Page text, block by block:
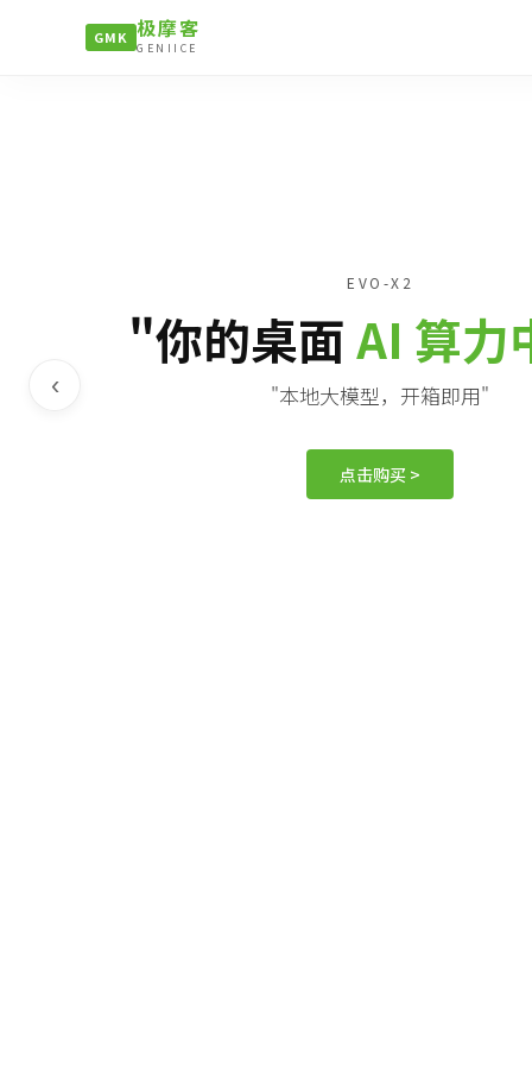
GMK 极摩客
GENIICE
EVO-X2
"你的桌面AI 算力
"本地大模型，开箱即用"
点击购买 >
‹